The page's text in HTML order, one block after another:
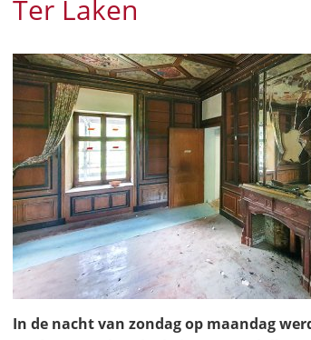
Ter Laken
In de nacht van zondag op maandag